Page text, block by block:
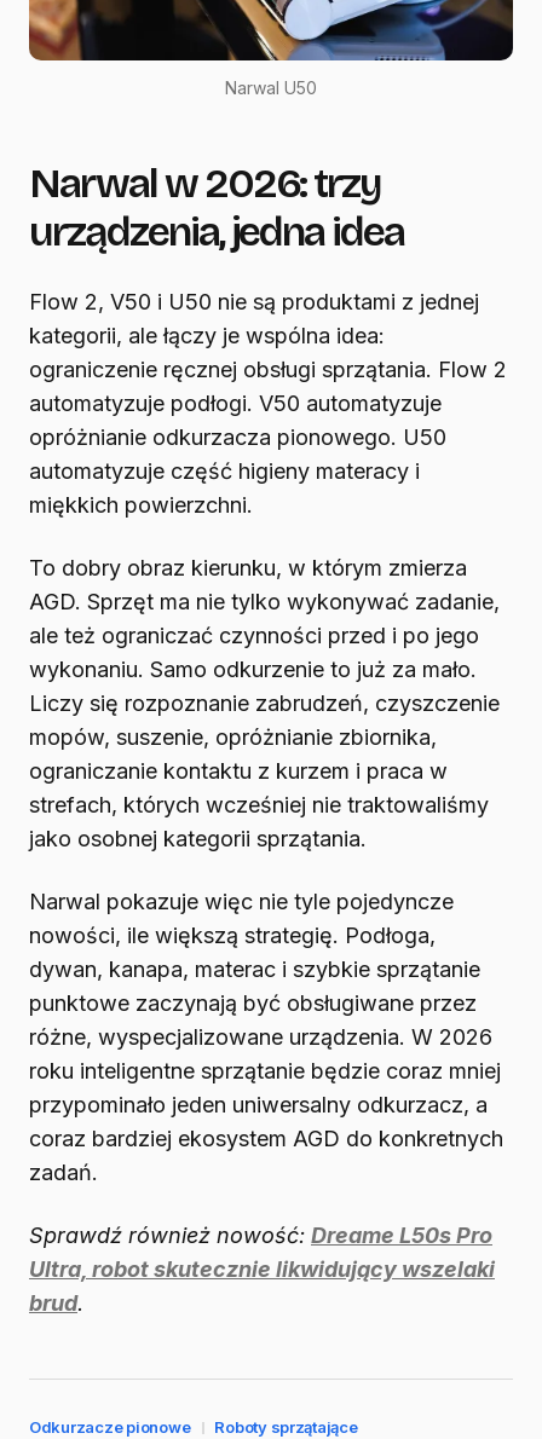
Narwal U50
Narwal w 2026: trzy
urządzenia, jedna idea
Flow 2, V50 i U50 nie są produktami z jednej
kategorii, ale łączy je wspólna idea:
ograniczenie ręcznej obsługi sprzątania. Flow 2
automatyzuje podłogi. V50 automatyzuje
opróżnianie odkurzacza pionowego. U50
automatyzuje część higieny materacy i
miękkich powierzchni.
To dobry obraz kierunku, w którym zmierza
AGD. Sprzęt ma nie tylko wykonywać zadanie,
ale też ograniczać czynności przed i po jego
wykonaniu. Samo odkurzenie to już za mało.
Liczy się rozpoznanie zabrudzeń, czyszczenie
mopów, suszenie, opróżnianie zbiornika,
ograniczanie kontaktu z kurzem i praca w
strefach, których wcześniej nie traktowaliśmy
jako osobnej kategorii sprzątania.
Narwal pokazuje więc nie tyle pojedyncze
nowości, ile większą strategię. Podłoga,
dywan, kanapa, materac i szybkie sprzątanie
punktowe zaczynają być obsługiwane przez
różne, wyspecjalizowane urządzenia. W 2026
roku inteligentne sprzątanie będzie coraz mniej
przypominało jeden uniwersalny odkurzacz, a
coraz bardziej ekosystem AGD do konkretnych
zadań.
Sprawdź również nowość: Dreame L50s Pro
Ultra, robot skutecznie likwidujący wszelaki
brud.
Odkurzacze pionowe Roboty sprzątające